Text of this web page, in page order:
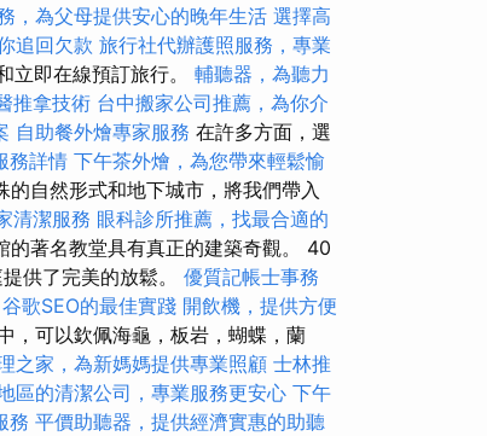
，為父母提供安心的晚年生活 選擇高
追回欠款 旅行社代辦護照服務，專業
立即在線預訂旅行。 輔聽器，為聽力
推拿技術 台中搬家公司推薦，為你介
自助餐外燴專家服務 在許多方面，選
務詳情 下午茶外燴，為您帶來輕鬆愉
自然形式和地下城市，將我們帶入
清潔服務 眼科診所推薦，找最合適的
的著名教堂具有真正的建築奇觀。 40
供了完美的放鬆。 優質記帳士事務
谷歌SEO的最佳實踐 開飲機，提供方便
，可以欽佩海龜，板岩，蝴蝶，蘭
之家，為新媽媽提供專業照顧 士林推
區的清潔公司，專業服務更安心 下午
務 平價助聽器，提供經濟實惠的助聽